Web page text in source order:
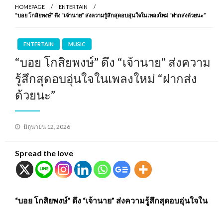
HOMEPAGE
ENTERTAIN
“บอย โกสิยพงษ์” ดึง “เจ้านาย” ส่งความรู้สึกสุดอบอุ่นใจในเพลงใหม่ “ฝากส่งด้วยนะ”
ENTERTAIN MUSIC
“บอย โกสิยพงษ์” ดึง “เจ้านาย” ส่งความ
รู้สึกสุดอบอุ่นใจในเพลงใหม่ “ฝากส่ง
ด้วยนะ”
Posted
มิถุนายน 12, 2026
Spread the love
“บอย โกสิยพงษ์” ดึง “เจ้านาย” ส่งความรู้สึกสุดอบอุ่นใจใน